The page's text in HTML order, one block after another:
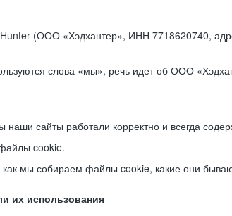
(ООО «Хэдхантер», ИНН 7718620740,
слова «мы», речь идет об ООО
наши сайты работали корректно и всегда
cookie.
мы собираем файлы cookie, какие они
их использования